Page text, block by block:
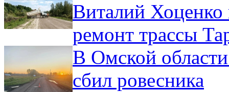
Виталий Хоценко
ремонт трассы
В Омской
сбил ровесника